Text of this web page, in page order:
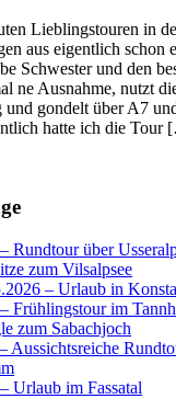
Lieblingstouren in
aus eigentlich schon
Schwester und den
ne Ausnahme, nutzt
und gondelt über A7
hatte ich die
Rundtour über
zum Vilsalpsee
– Urlaub in
Frühlingstour im
zum Sabachjoch
Aussichtsreiche
Urlaub im Fassatal